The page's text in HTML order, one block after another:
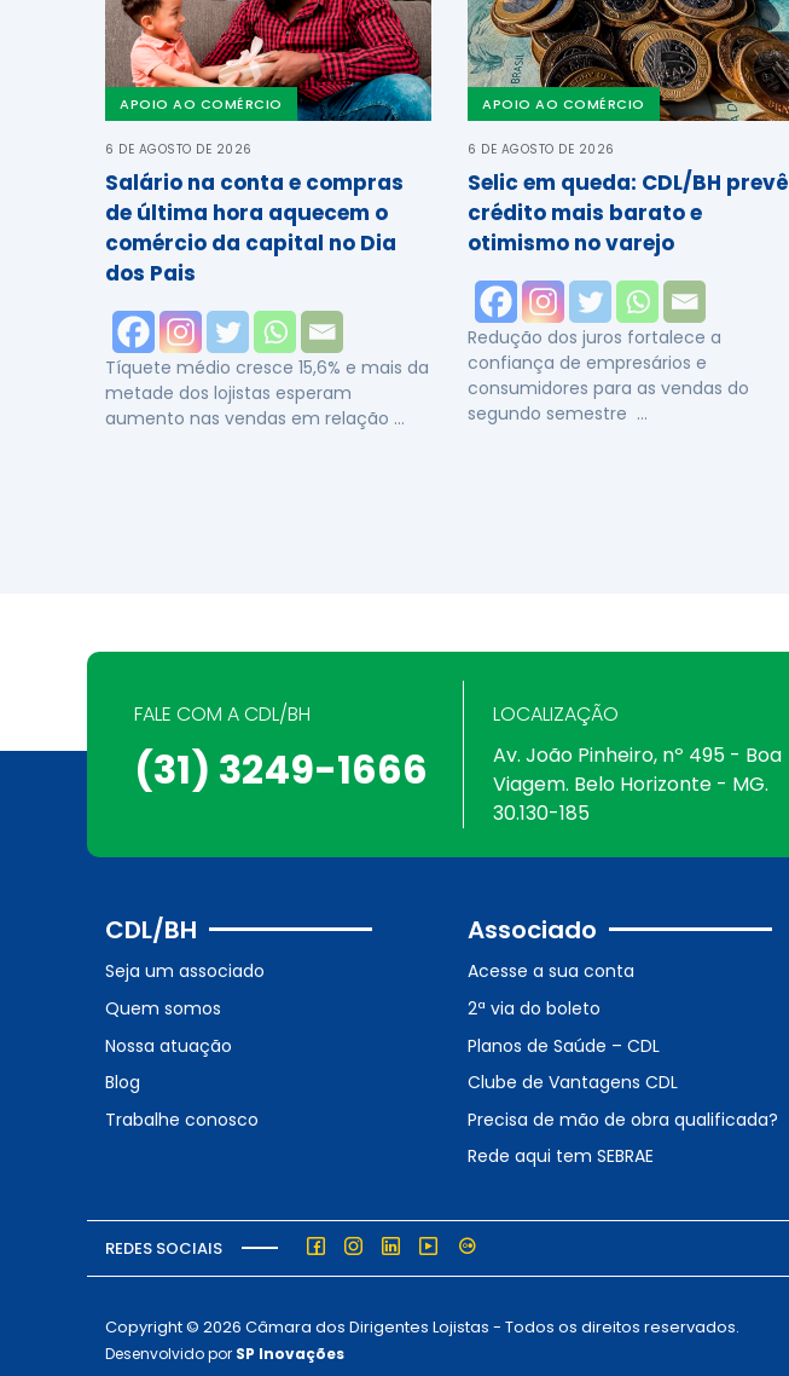
APOIO AO COMÉRCIO
6 DE AGOSTO DE 2026
Salário na conta e compras
de última hora aquecem o
comércio da capital no Dia
dos Pais
Tíquete médio cresce 15,6% e mais da
metade dos lojistas esperam
aumento nas vendas em relação …
APOIO AO COMÉRCIO
6 DE AGOSTO DE 2026
Selic em queda: CDL/BH prevê
crédito mais barato e
otimismo no varejo
Redução dos juros fortalece a
confiança de empresários e
consumidores para as vendas do
segundo semestre …
FALE COM A CDL/BH
(31) 3249-1666
LOCALIZAÇÃO
Av. João Pinheiro, nº 495 - Boa
Viagem. Belo Horizonte - MG.
30.130-185
CDL/BH
Seja um associado
Quem somos
Nossa atuação
Blog
Trabalhe conosco
Associado
Acesse a sua conta
2ª via do boleto
Planos de Saúde – CDL
Clube de Vantagens CDL
Precisa de mão de obra qualificada?
Rede aqui tem SEBRAE
REDES SOCIAIS
Copyright © 2026 Câmara dos Dirigentes Lojistas - Todos os direitos reservados.
Desenvolvido por SP Inovações